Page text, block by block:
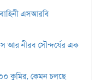
এসআরবি
আর নীরব সৌন্দর্যের এক
কুমির, কেমন চলছে